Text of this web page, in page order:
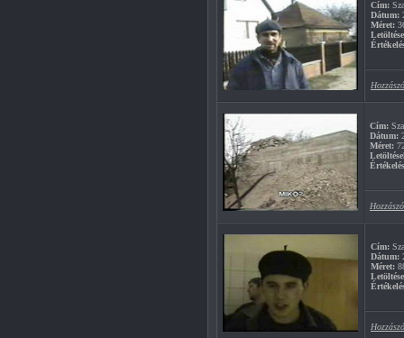
Cím:
Dátum:
Méret:
Cím:
Dátum:
Méret:
Cím:
Dátum:
Méret: